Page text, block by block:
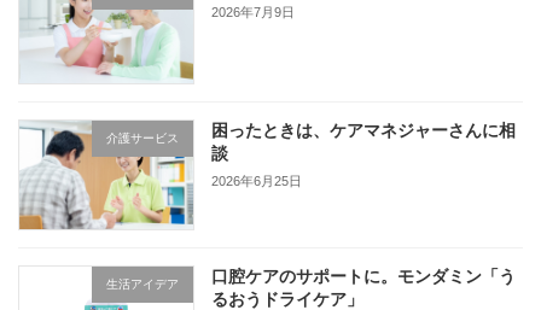
2026年7月9日
介護サービス
困ったときは、ケアマネジャーさんに相
談
2026年6月25日
生活アイデア
口腔ケアのサポートに。モンダミン「う
るおうドライケア」